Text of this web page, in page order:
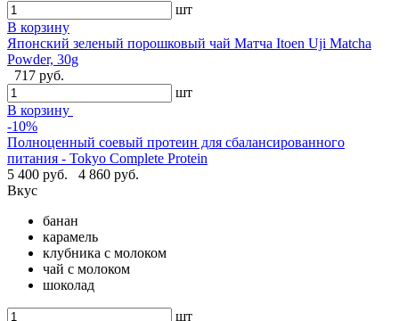
шт
В корзину
Японский зеленый порошковый чай Матча Itoen Uji Matcha
Powder, 30g
717 руб.
шт
В корзину
-10%
Полноценный соевый протеин для сбалансированного
питания - Tokyo Complete Protein
5 400 руб.
4 860 руб.
Вкус
банан
карамель
клубника с молоком
чай с молоком
шоколад
шт